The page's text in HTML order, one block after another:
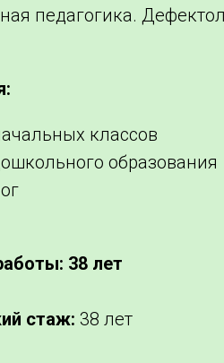
педагогика.
классов
образования
38 лет
стаж: 38 лет